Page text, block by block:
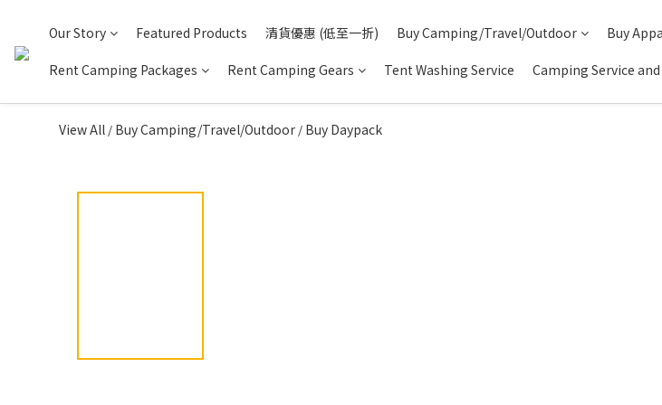
Our Story Featured Products 清貨優惠 (低至一折) Buy Camping/Travel/Outdoor Buy
Rent Camping Packages Rent Camping Gears Tent Washing Service Camping Service
View All / Buy Camping/Travel/Outdoor / Buy Daypack